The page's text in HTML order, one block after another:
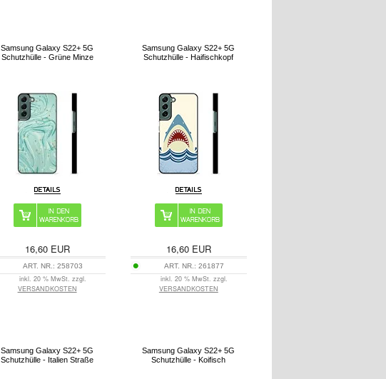
Samsung Galaxy S22+ 5G
Schutzhülle - Grüne Minze
16,60EUR
ART. NR.: 258703
inkl. 20 % MwSt. zzgl.
VERSANDKOSTEN
Samsung Galaxy S22+ 5G
Schutzhülle - Haifischkopf
16,60EUR
ART. NR.: 261877
inkl. 20 % MwSt. zzgl.
VERSANDKOSTEN
Samsung Galaxy S22+ 5G
Schutzhülle - Italien Straße
Samsung Galaxy S22+ 5G
Schutzhülle - Koifisch